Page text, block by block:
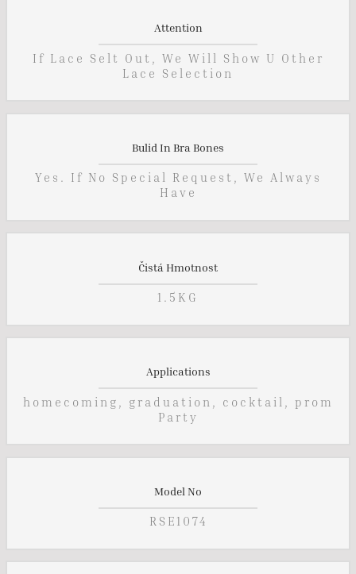
Attention
If Lace Selt Out, We Will Show U Other
Lace Selection
Bulid In Bra Bones
Yes. If No Special Request, We Always
Have
Čistá Hmotnost
1.5KG
Applications
homecoming, graduation, cocktail, prom
Party
Model No
RSE1074